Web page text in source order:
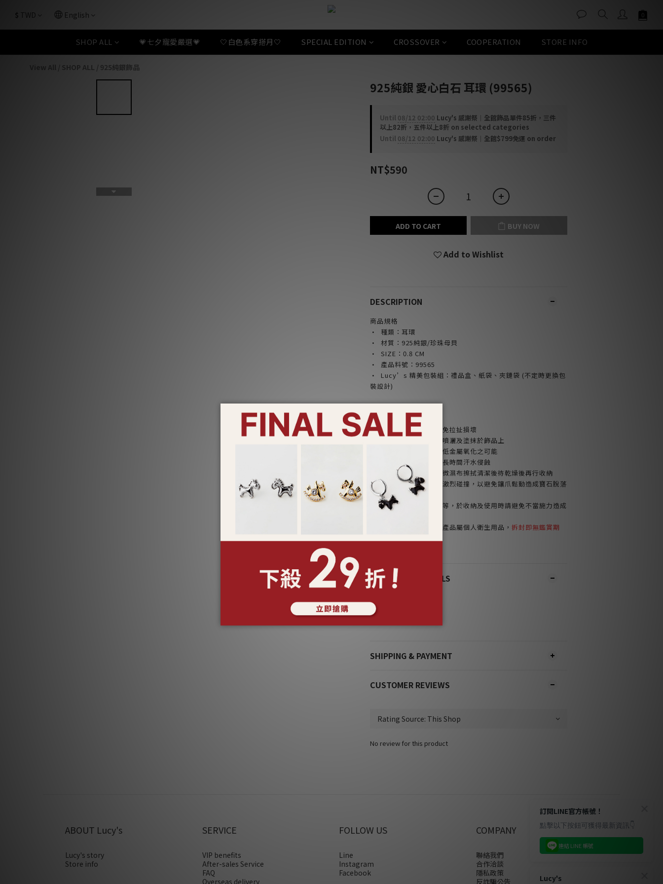
$ TWD English
SHOP ALL 💗七夕寵愛嚴選💗 🤍白色系穿搭月🤍 SPECIAL EDITION CROSSOVER COOPERATION STORE INFO
SHOP ALL / 925純銀飾品
925純銀 愛心白石 耳環 (99565)
Until 08/12 02:00 Lucy's 感謝祭｜全館飾品單件85折，三件
以上82折，五件以上8折 on selected categories
Until 08/12 02:00 Lucy's 感謝祭｜全館$799免運 on order
NT$590
ADD TO CART BUY NOW
Add to Wishlist
DESCRIPTION
商品規格
· 種類：耳環
· 材質：925純銀/珍珠母貝
· SIZE ：0.8 CM
· 產品料號：99565
· Lucy’s 精美包裝組：禮品盒、紙袋、夾鏈袋 (不定時更換包
裝設計)
產品注意事項：
*請勿配戴飾品入睡，避免拉扯損壞
*請勿將香水或化學物品噴灑及塗抹於飾品上
*請乾燥密封收納，以減低金屬氧化之可能
*合金材質請避免肥皂或長時間汗水侵蝕
*飾品遭遇汗水時，請以微濕布擦拭清潔後待乾燥後再行收納
*鑲工寶石類產品請避免激烈碰撞，以避免鑲爪鬆動造成寶石脫落
或破裂
*特殊製程之鍊身如蛇鍊等，於收納及使用時請避免不當施力造成
*依照消保法，針式耳環產品屬個人衛生用品， 拆封即無鑑賞期
ADDITIONAL DETAILS
SHIPPING & PAYMENT
CUSTOMER REVIEWS
No review for this product
ABOUT Lucy's
Lucy's story
Store info
SERVICE
VIP benefits
After-sales Service
FAQ
Overseas delivery
FOLLOW US
Line
Instagram
Facebook
COMPANY
聯絡我們
合作洽談
隱私政策
反詐騙公告
訂閱LINE官方帳號！
點擊以下按鈕可獲得最新資訊👇
連結 LINE 帳號
Lucy's